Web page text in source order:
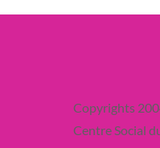
Copyrights
Centre Social